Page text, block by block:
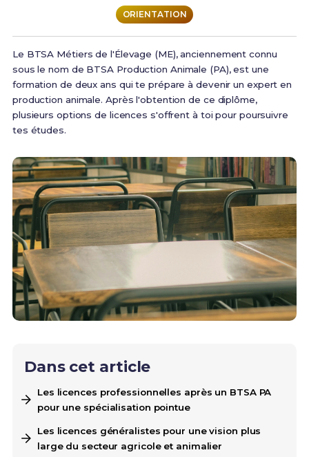
ORIENTATION
Le BTSA Métiers de l'Élevage (ME), anciennement connu
sous le nom de BTSA Production Animale (PA), est une
formation de deux ans qui te prépare à devenir un expert en
production animale. Après l'obtention de ce diplôme,
plusieurs options de licences s'offrent à toi pour poursuivre
tes études.
Dans cet article
Les licences professionnelles après un BTSA PA
pour une spécialisation pointue
Les licences généralistes pour une vision plus
large du secteur agricole et animalier